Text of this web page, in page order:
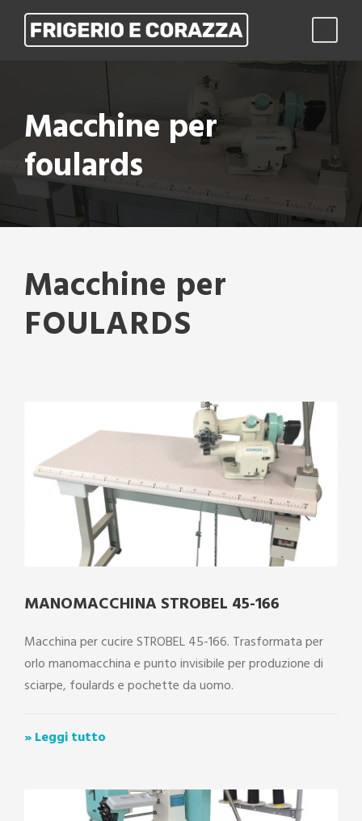
Macchine per
foulards
Macchine per
FOULARDS
MANOMACCHINA STROBEL 45-166
Macchina per cucire STROBEL 45-166. Trasformata per
orlo manomacchina e punto invisibile per produzione di
sciarpe, foulards e pochette da uomo.
» Leggi tutto